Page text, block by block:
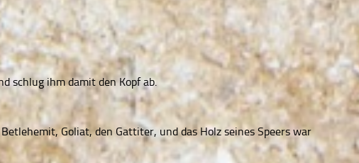
schlug ihm damit den Kopf ab.
Goliat, den Gattiter, und das Holz seines Speers war